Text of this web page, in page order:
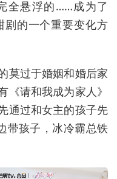
全悬浮的……成为了
剧的一个重要变化方
莫过于婚姻和婚后家
《请和我成为家人》
通过和女主的孩子先
带孩子，冰冷霸总铁